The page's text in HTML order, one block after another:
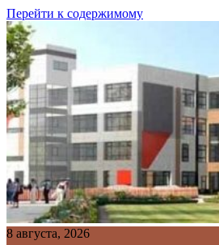
Перейти к содержимому
8 августа, 2026